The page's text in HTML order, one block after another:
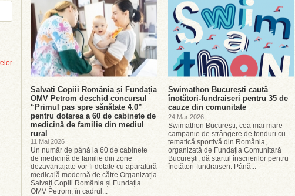
Salvați Copiii România și Fundația
OMV Petrom deschid concursul
“Primul pas spre sănătate 4.0”
pentru dotarea a 60 de cabinete de
medicină de familie din mediul
rural
11 Mai 2026
Un număr de până la 60 de cabinete
de medicină de familie din zone
dezavantajate vor fi dotate cu aparatură
medicală modernă de către Organizația
Salvați Copiii România și Fundația
OMV Petrom, în cadrul...
Swimathon București caută
înotători-fundraiseri pentru 35 de
cauze din comunitate
24 Mar 2026
Swimathon București, cea mai mare
campanie de strângere de fonduri cu
tematică sportivă din România,
organizată de Fundația Comunitară
București, dă startul înscrierilor pentru
înotători-fundraiseri. Până...